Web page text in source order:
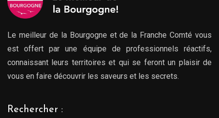
Le meilleur de la Bourgogne et de la Franche Comté vous
est offert par une équipe de professionnels réactifs,
connaissant leurs territoires et qui se feront un plaisir de
vous en faire découvrir les saveurs et les secrets.
Rechercher :